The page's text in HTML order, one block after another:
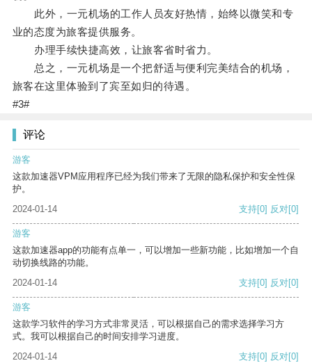
此外，一元机场的工作人员友好热情，始终以微笑和专
业的态度为旅客提供服务。
办理手续快捷高效，让旅客省时省力。
总之，一元机场是一个把舒适与便利完美结合的机场，
旅客在这里体验到了宾至如归的待遇。
#3#
评论
游客
这款加速器VPM应用程序已经为我们带来了无限的隐私保护和安全性保
护。
2024-01-14
支持[0] 反对[0]
游客
这款加速器app的功能有点单一，可以增加一些新功能，比如增加一个自
动切换线路的功能。
2024-01-14
支持[0] 反对[0]
游客
这款学习软件的学习方式非常灵活，可以根据自己的需求选择学习方
式。我可以根据自己的时间安排学习进度。
2024-01-14
支持[0] 反对[0]